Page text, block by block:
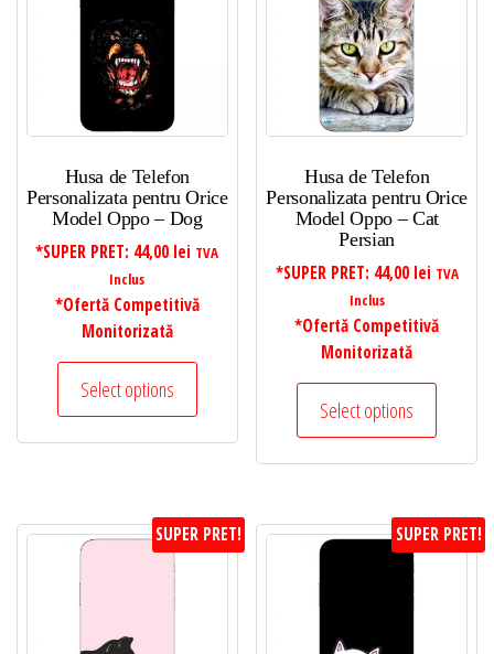
Husa de Telefon
Personalizata pentru Orice
Model Oppo – Dog
*SUPER PRET: 44,00 lei TVA
Inclus
*Ofertă Competitivă
Monitorizată
Select options
Husa de Telefon
Personalizata pentru Orice
Model Oppo – Cat
Persian
*SUPER PRET: 44,00 lei TVA
Inclus
*Ofertă Competitivă
Monitorizată
Select options
SUPER PRET! SUPER PRET!